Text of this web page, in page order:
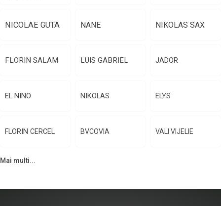
NICOLAE GUTA NANE NIKOLAS SAX
FLORIN SALAM LUIS GABRIEL JADOR
EL NINO NIKOLAS ELYS
FLORIN CERCEL BVCOVIA VALI VIJELIE
Mai multi...